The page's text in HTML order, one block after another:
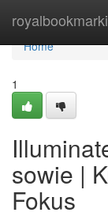
Home
Home
1
sowie |
Fokus